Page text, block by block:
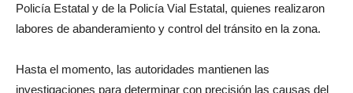
Policía Estatal y de la Policía Vial Estatal, quienes realizaron
labores de abanderamiento y control del tránsito en la zona.
Hasta el momento, las autoridades mantienen las
investigaciones para determinar con precisión las causas del